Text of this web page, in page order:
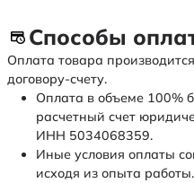
Способы
Оплата товара
договору-счету.
Оплата в объеме 100%
расчетный счет
ИНН 5034068359.
Иные условия оплаты
исходя из опыта работы.